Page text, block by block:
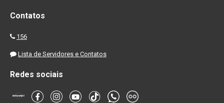
Contatos
156
Lista de Servidores e Contatos
Redes sociais